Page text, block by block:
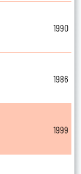
1990
1986
1999